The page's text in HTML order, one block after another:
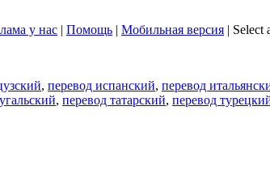
у нас | Помощь | Мобильная версия | Select
, перевод испанский, перевод
, перевод татарский, перевод